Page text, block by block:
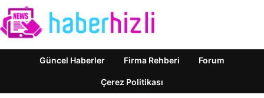
Güncel Haberler Firma Rehberi Forum
Çerez Politikası